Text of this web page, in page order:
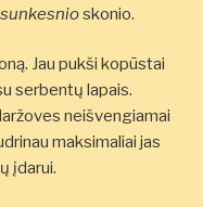
sunkesnioskonio.
Jau pukši kopūstai
serbentų lapais.
neišvengiamai
maksimaliai jas
įdarui.